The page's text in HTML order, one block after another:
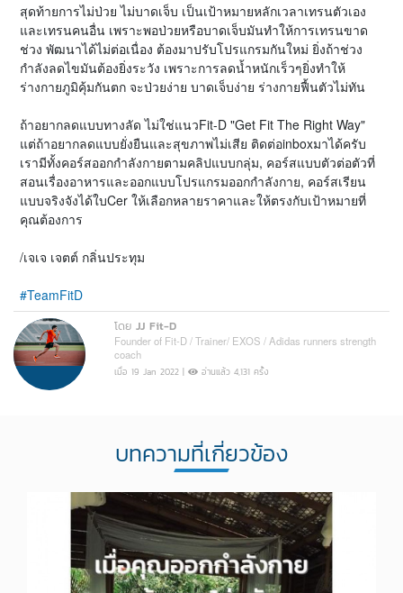
สุดท้ายการไม่ป่วย ไม่บาดเจ็บ เป็นเป้าหมายหลักเวลาเทรนตัวเอง
และเทรนคนอื่น เพราะพอป่วยหรือบาดเจ็บมันทำให้การเทรนขาด
ช่วง พัฒนาได้ไม่ต่อเนื่อง ต้องมาปรับโปรแกรมกันใหม่ ยิ่งถ้าช่วง
กำลังลดไขมันต้องยิ่งระวัง เพราะการลดน้ำหนักเร็วๆยิ่งทำให้
ร่างกายภูมิคุ้มกันตก จะป่วยง่าย บาดเจ็บง่าย ร่างกายฟื้นตัวไม่ทัน
ถ้าอยากลดแบบทางลัด ไม่ใช่แนวFit-D "Get Fit The Right Way"
แต่ถ้าอยากลดแบบยั่งยืนและสุขภาพไม่เสีย ติดต่อinboxมาได้ครับ
เรามีทั้งคอร์สออกกำลังกายตามคลิปแบบกลุ่ม, คอร์สแบบตัวต่อตัวที่
สอนเรื่องอาหารและออกแบบโปรแกรมออกกำลังกาย, คอร์สเรียน
แบบจริงจังได้ใบCer ให้เลือกหลายราคาและให้ตรงกับเป้าหมายที่
คุณต้องการ
/เจเจ เจตต์ กลิ่นประทุม
#TeamFitD
โดย JJ Fit-D
Founder of Fit-D / Trainer/ EXOS / Adidas runners strength
coach
เมื่อ 19 Jan 2022 | อ่านแล้ว 4,131 ครั้ง
บทความที่เกี่ยวข้อง